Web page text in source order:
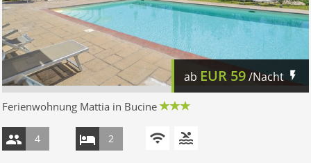
ab EUR 59/Nacht
Ferienwohnung Mattia in Bucine
4 2